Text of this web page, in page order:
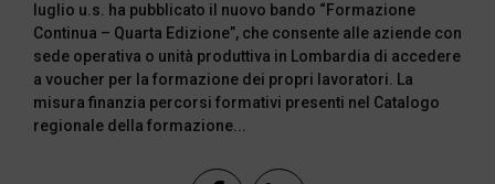
luglio u.s. ha pubblicato il nuovo bando “Formazione
Continua – Quarta Edizione”, che consente alle aziende con
sede operativa o unità produttiva in Lombardia di accedere
a voucher per la formazione dei propri lavoratori. La
misura finanzia percorsi formativi presenti nel Catalogo
regionale della formazione...